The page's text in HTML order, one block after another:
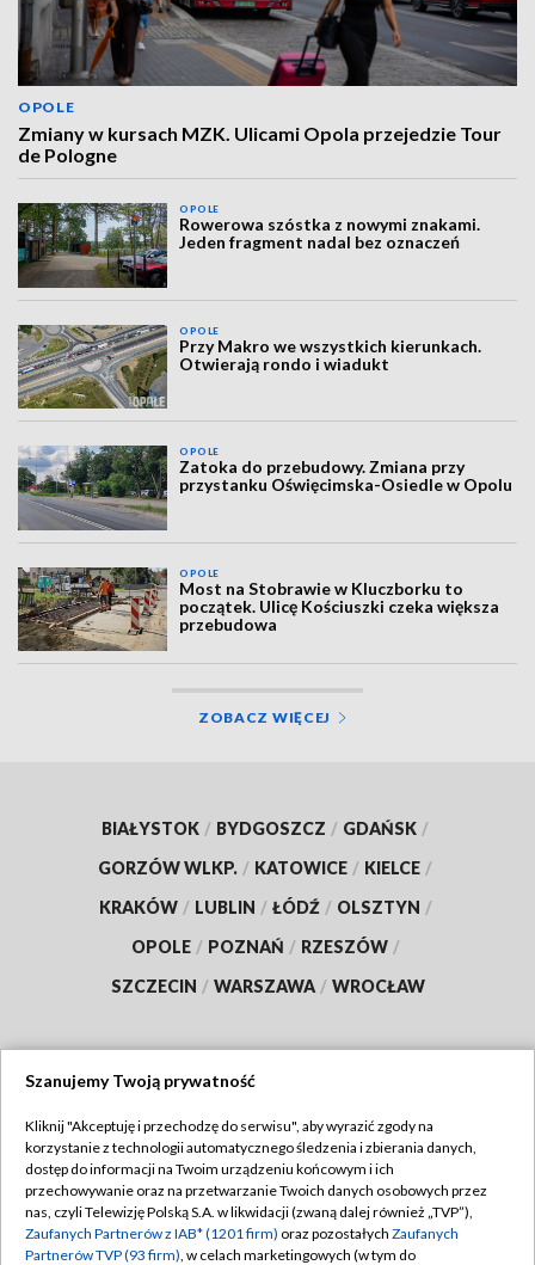
OPOLE
Zmiany w kursach MZK. Ulicami Opola przejedzie Tour
de Pologne
OPOLE
Rowerowa szóstka z nowymi znakami.
Jeden fragment nadal bez oznaczeń
OPOLE
Przy Makro we wszystkich kierunkach.
Otwierają rondo i wiadukt
OPOLE
Zatoka do przebudowy. Zmiana przy
przystanku Oświęcimska-Osiedle w Opolu
OPOLE
Most na Stobrawie w Kluczborku to
początek. Ulicę Kościuszki czeka większa
przebudowa
ZOBACZ WIĘCEJ
BIAŁYSTOK / BYDGOSZCZ / GDAŃSK /
GORZÓW WLKP. / KATOWICE / KIELCE /
KRAKÓW / LUBLIN / ŁÓDŹ / OLSZTYN /
OPOLE / POZNAŃ / RZESZÓW /
SZCZECIN / WARSZAWA / WROCŁAW
TVP
Abonament TVP
Emisja w TVP
Regulamin TVP
Polityka prywatności
Szanujemy Twoją prywatność
Kliknij "Akceptuję i przechodzę do serwisu", aby wyrazić zgody na
korzystanie z technologii automatycznego śledzenia i zbierania danych,
dostęp do informacji na Twoim urządzeniu końcowym i ich
przechowywanie oraz na przetwarzanie Twoich danych osobowych przez
nas, czyli Telewizję Polską S.A. w likwidacji (zwaną dalej również „TVP”),
Zaufanych Partnerów z IAB* (1201 firm) oraz pozostałych Zaufanych
Partnerów TVP (93 firm), w celach marketingowych (w tym do